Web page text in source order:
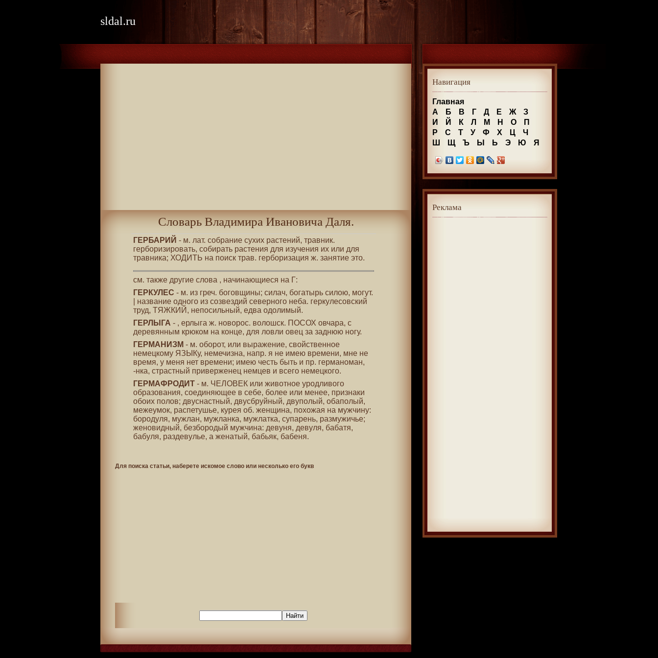
sldal.ru
Словарь Владимира Ивановича Даля.
ГЕРБАРИЙ - м. лат. собрание сухих растений, травник.
герборизировать, собирать растения для изучения их или для
травника; ХОДИТЬ на поиск трав. герборизация ж. занятие это.
см. также другие слова , начинающиеся на Г:
ГЕРКУЛЕС - м. из греч. боговщины; силач, богатырь силою, могут.
| название одного из созвездий северного неба. геркулесовский
труд, ТЯЖКИЙ, непосильный, едва одолимый.
ГЕРЛЫГА - , ерлыга ж. новорос. волошск. ПОСОХ овчара, с
деревянным крюком на конце, для ловли овец за заднюю ногу.
ГЕРМАНИЗМ - м. оборот, или выражение, свойственное
немецкому ЯЗЫКу, немечизна, напр. я не имею времени, мне не
время, у меня нет времени; имею честь быть и пр. германоман,
-нка, страстный приверженец немцев и всего немецкого.
ГЕРМАФРОДИТ- м. ЧЕЛОВЕК или животное уродливого
образования, соединяющее в себе, более или менее, признаки
обоих полов; двуснастный, двусбруйный, двуполый, обаполый,
межеумок, распетушье, курея об. женщина, похожая на мужчину:
бородуля, мужлан, мужланка, мужлатка, супарень, размужичье;
женовидный, безбородый мужчина: девуня, девуля, бабатя,
бабуля, раздевулье, а женатый, бабьяк, бабеня.
Для поиска статьи, наберете искомое слово или несколько его букв
Навигация
Главная
А
Б В Г Д Е Ж
З
И
Й К Л М Н О
П
Р
С Т У Ф Х Ц
Ч
Ш
Щ Ъ Ы Ь Э Ю Я
Реклама